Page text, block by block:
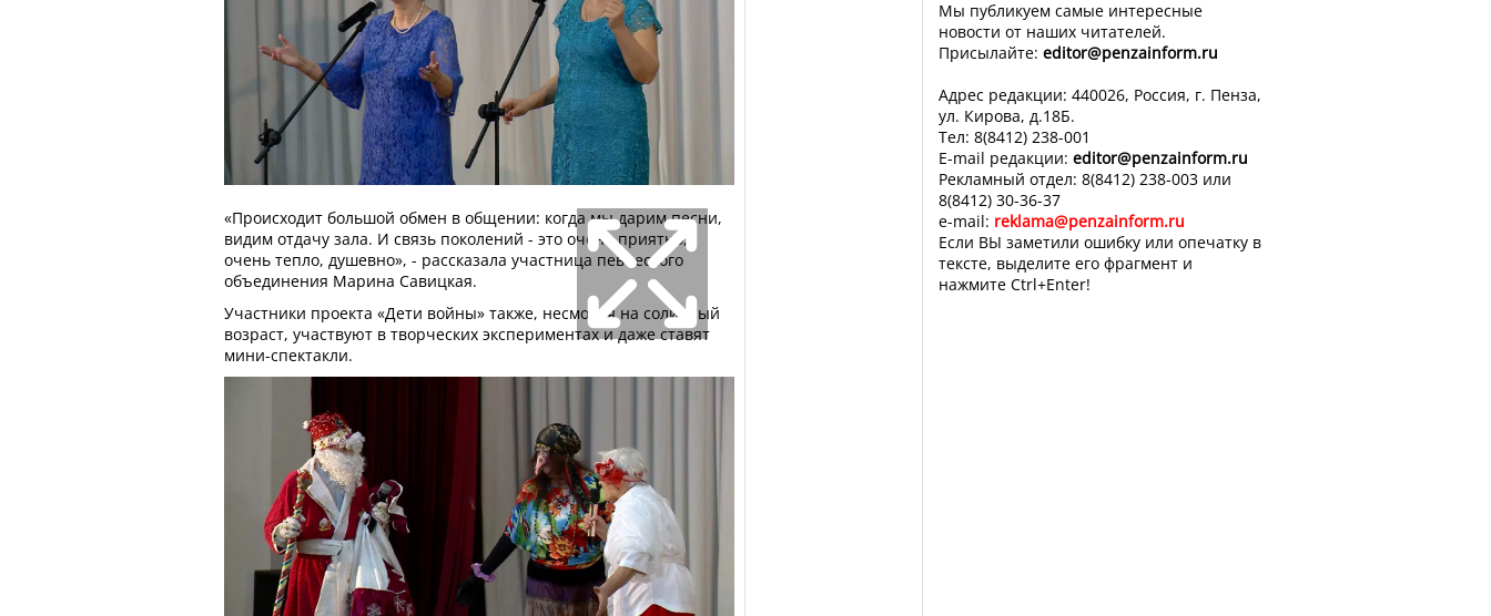
«Происходит большой обмен в общении: когда мы дарим песни,
видим отдачу зала. И связь поколений - это очень приятно,
очень тепло, душевно», - рассказала участница певческого
объединения Марина Савицкая.
Участники проекта «Дети войны» также, несмотря на солидный
возраст, участвуют в творческих экспериментах и даже ставят
мини-спектакли.
Мы публикуем самые интересные
новости от наших читателей.
Присылайте: editor@penzainform.ru
Адрес редакции: 440026, Россия, г. Пенза,
ул. Кирова, д.18Б.
Тел: 8(8412) 238-001
E-mail редакции: editor@penzainform.ru
Рекламный отдел: 8(8412) 238-003 или
8(8412) 30-36-37
e-mail: reklama@penzainform.ru
Если ВЫ заметили ошибку или опечатку в
тексте, выделите его фрагмент и
нажмите Ctrl+Enter!